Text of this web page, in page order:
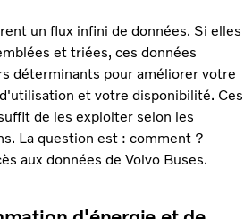
un flux infini de données. Si elles
et triées, ces données
déterminants pour améliorer votre
et votre disponibilité. Ces
de les exploiter selon les
La question est : comment ?
aux données de Volvo Buses.